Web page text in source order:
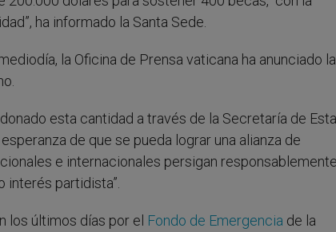
ha informado la Santa Sede.
la Oficina de Prensa vaticana ha anunciado la
esta cantidad a través de la Secretaría de
de que se pueda lograr una alianza de
e internacionales persigan
interés partidista”.
los últimos días por el Fondo de Emergencia de la